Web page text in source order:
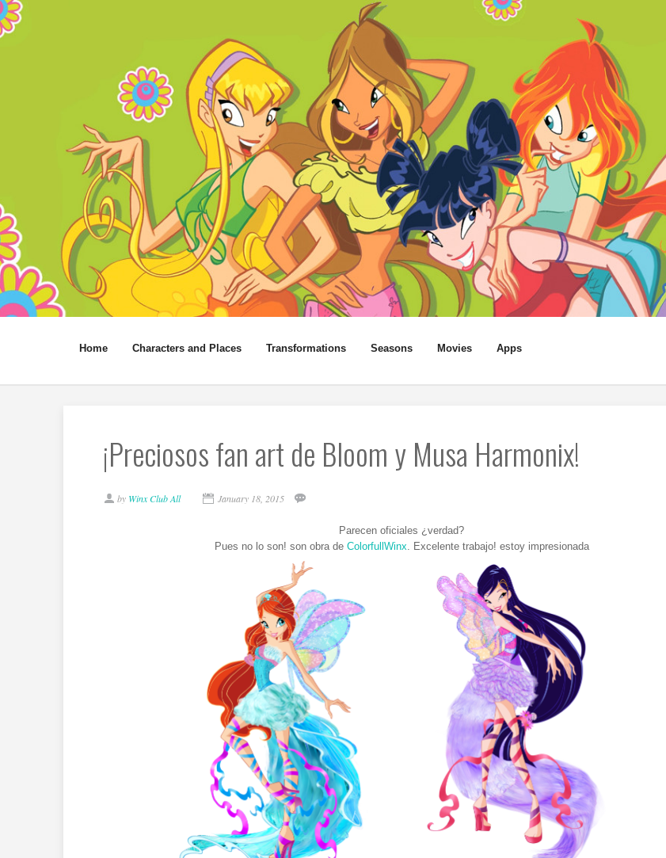
Home Characters and Places Transformations Seasons Movies Apps
¡Preciosos fan art de Bloom y Musa Harmonix!
by Winx Club All January 18, 2015
Parecen oficiales ¿verdad?
Pues no lo son! son obra de ColorfullWinx. Excelente trabajo! estoy impresionada